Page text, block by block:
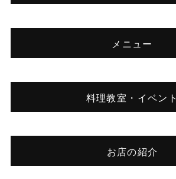
メニュー
料理教室・イベント
お店の紹介